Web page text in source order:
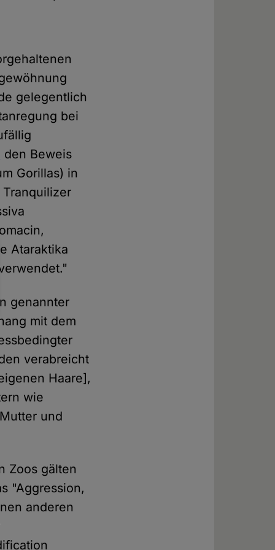
gelegentlich
bei
den Beweis
Gorillas) in
Ataraktika
genannter
mit dem
verabreicht
Haare],
wie
und
Zoos gälten
"Aggression,
anderen